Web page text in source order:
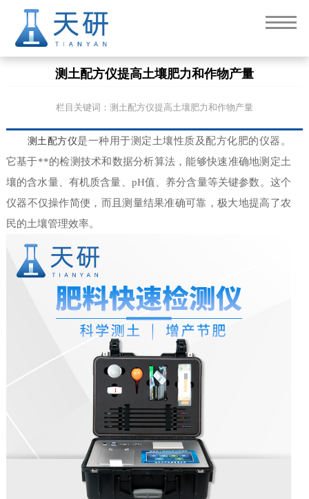
测土配方仪提高土壤肥力和作物产量
栏目关键词：测土配方仪提高土壤肥力和作物产量
测土配方仪是一种用于测定土壤性质及配方化肥的仪器。
它基于**的检测技术和数据分析算法，能够快速准确地测定土
壤的含水量、有机质含量、pH值、养分含量等关键参数。这个
仪器不仅操作简便，而且测量结果准确可靠，极大地提高了农
民的土壤管理效率。